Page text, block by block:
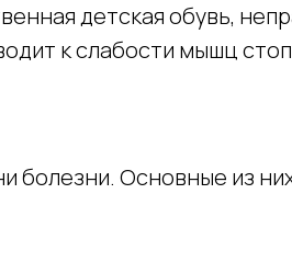
детская обувь,
к слабости мышц
болезни. Основные из